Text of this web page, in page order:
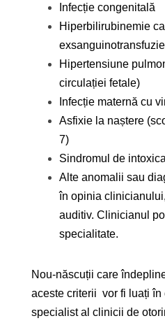
Infecție congenitală
Hiperbilirubinemie
exsanguinotransfuzie
Hipertensiune
circulației fetale)
Infecție maternă cu
Asfixie la naștere
7)
Sindromul de
Alte anomalii sau
în opinia
auditiv. Clinicianul
specialitate.
Nou-născuții care
aceste criterii vor fi luați în
specialist al clinicii de